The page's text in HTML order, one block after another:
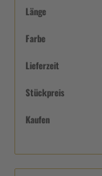
Länge
Farbe
Lieferzeit
Stückpreis
Kaufen